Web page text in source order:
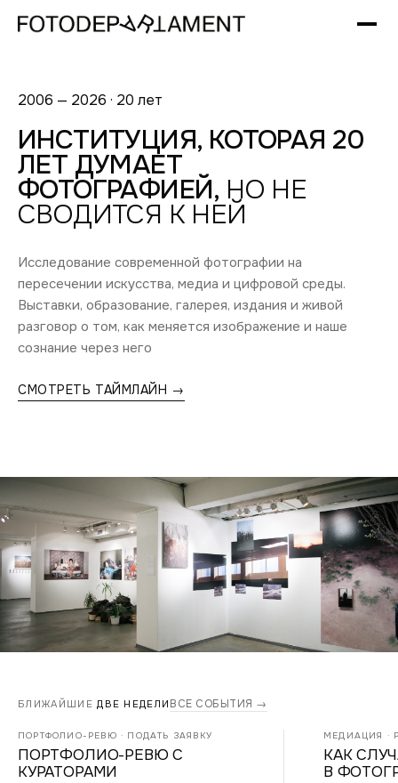
2006 — 2026 · 20 лет
ИНСТИТУЦИЯ, КОТОРАЯ 20
ЛЕТ ДУМАЕТ
ФОТОГРАФИЕЙ, НО НЕ
СВОДИТСЯ К НЕЙ
Исследование современной фотографии на
пересечении искусства, медиа и цифровой среды.
Выставки, образование, галерея, издания и живой
разговор о том, как меняется изображение и наше
сознание через него
СМОТРЕТЬ ТАЙМЛАЙН →
БЛИЖАЙШИЕДВЕ НЕДЕЛИ ВСЕ СОБЫТИЯ →
ПОРТФОЛИО-РЕВЮ · ПОДАТЬ ЗАЯВКУ
ПОРТФОЛИО-РЕВЮ С
КУРАТОРАМИ
МЕДИАЦИЯ ·
КАК
В